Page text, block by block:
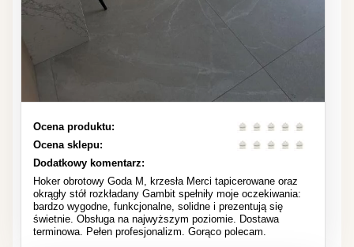
Ocena produktu:
Ocena sklepu:
Dodatkowy komentarz:
Hoker obrotowy Goda M, krzesła Merci tapicerowane oraz
okrągły stół rozkładany Gambit spełniły moje oczekiwania:
bardzo wygodne, funkcjonalne, solidne i prezentują się
świetnie. Obsługa na najwyższym poziomie. Dostawa
terminowa. Pełen profesjonalizm. Gorąco polecam.